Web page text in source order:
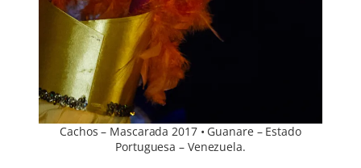
Cachos – Mascarada 2017 • Guanare – Estado
Portuguesa – Venezuela.